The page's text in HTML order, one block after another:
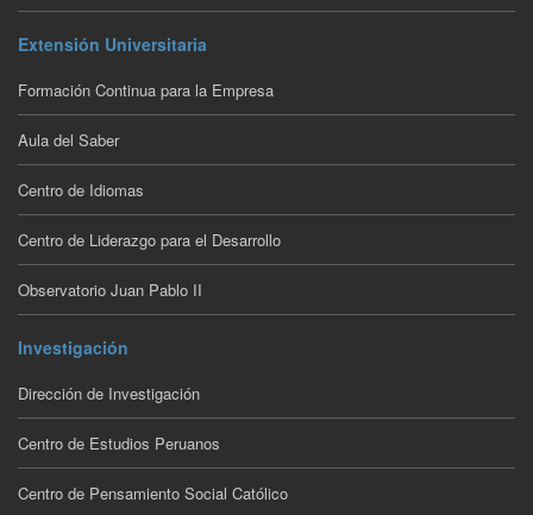
Extensión Universitaria
Formación Continua para la Empresa
Aula del Saber
Centro de Idiomas
Centro de Liderazgo para el Desarrollo
Observatorio Juan Pablo II
Investigación
Dirección de Investigación
Centro de Estudios Peruanos
Centro de Pensamiento Social Católico